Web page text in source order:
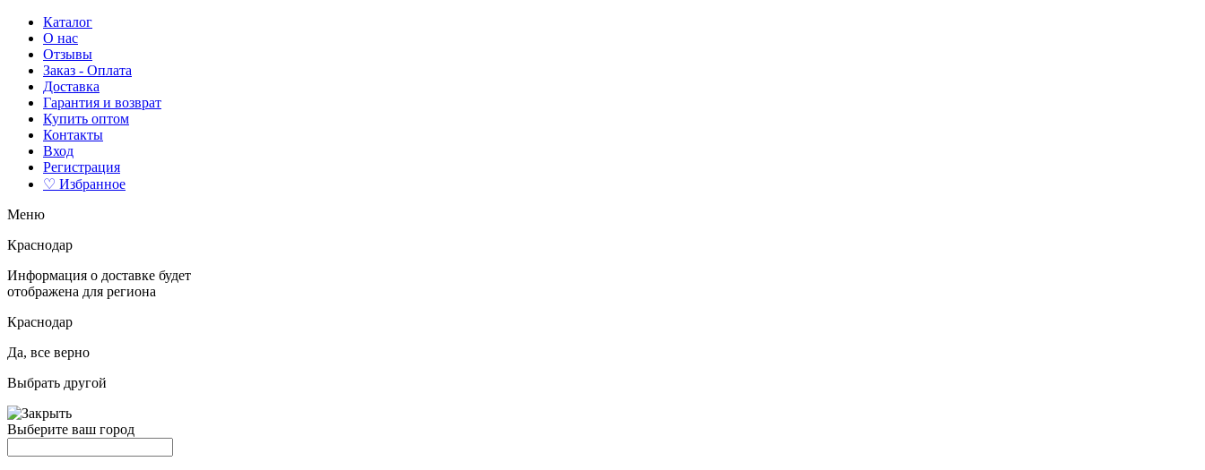
Каталог
О нас
Отзывы
Заказ - Оплата
Доставка
Гарантия и возврат
Купить оптом
Контакты
Вход
Регистрация
♡ Избранное
Меню
Краснодар
Информация о доставке будет
отображена для региона
Краснодар
Да, все верно
Выбрать другой
Выберите ваш город